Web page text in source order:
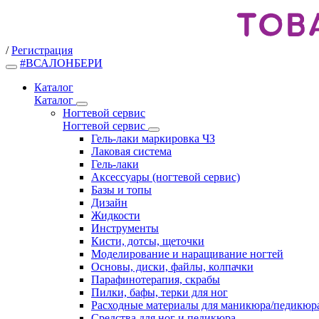
/ Регистрация
#ВСАЛОНБЕРИ
Каталог
Каталог
Ногтевой сервис
Ногтевой сервис
Гель-лаки маркировка ЧЗ
Лаковая система
Гель-лаки
Аксессуары (ногтевой сервис)
Базы и топы
Дизайн
Жидкости
Инструменты
Кисти, дотсы, щеточки
Моделирование и наращивание ногтей
Основы, диски, файлы, колпачки
Парафинотерапия, скрабы
Пилки, бафы, терки для ног
Расходные материалы для маникюра/